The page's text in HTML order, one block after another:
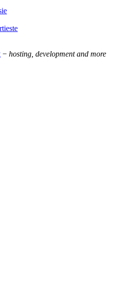
− hosting, development and more